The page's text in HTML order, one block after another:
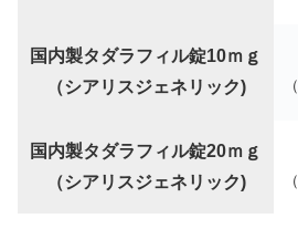
国内製タダラフィル錠10ｍｇ
（シアリスジェネリック)
国内製タダラフィル錠20ｍｇ
（シアリスジェネリック)